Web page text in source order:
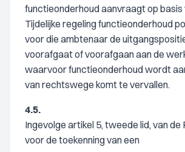
functieonderhoud aanvraagt op basis
Tijdelijke regeling functieonderhoud
voor die ambtenaar de
voorafgaat of voorafgaan aan de
waarvoor functieonderhoud wordt
van rechtswege komt te vervallen.
4.5.
Ingevolge artikel 5, tweede lid, van de
voor de toekenning van een